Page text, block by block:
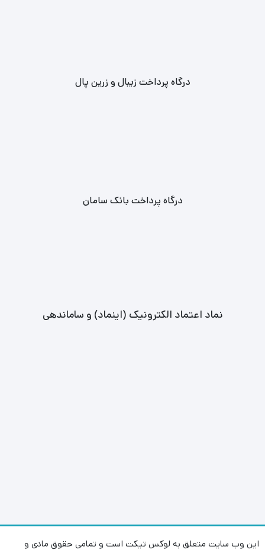
درگاه پرداخت زیبال و زرین پال
درگاه پرداخت بانک سامان
نماد اعتماد الکترونیک (اینماد) و ساماندهی
این وب سایت متعلق به لوکس تیکت است و تمامی حقوق مادی و